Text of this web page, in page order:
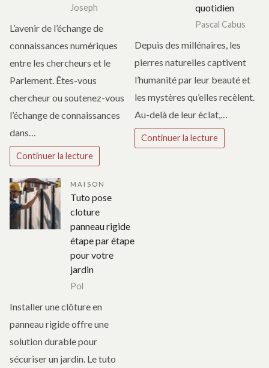
Joseph
L’avenir de l’échange de
connaissances numériques
entre les chercheurs et le
Parlement. Êtes-vous
chercheur ou soutenez-vous
l’échange de connaissances
dans…
Continuer la lecture
quotidien
Pascal Cabus
Depuis des millénaires, les
pierres naturelles captivent
l’humanité par leur beauté et
les mystères qu’elles recèlent.
Au-delà de leur éclat,…
Continuer la lecture
MAISON
Tuto pose
cloture
panneau rigide
étape par étape
pour votre
jardin
Pol
Installer une clôture en
panneau rigide offre une
solution durable pour
sécuriser un jardin. Le tuto